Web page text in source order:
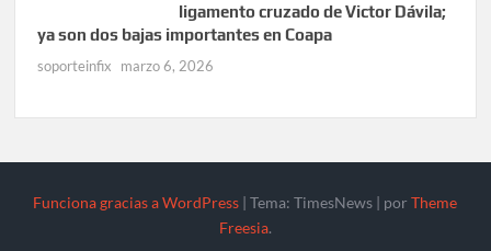
ligamento cruzado de Victor Dávila;
ya son dos bajas importantes en Coapa
soporteinfix marzo 6, 2026
Funciona gracias a WordPress |Tema: TimesNews | porTheme
Freesia.